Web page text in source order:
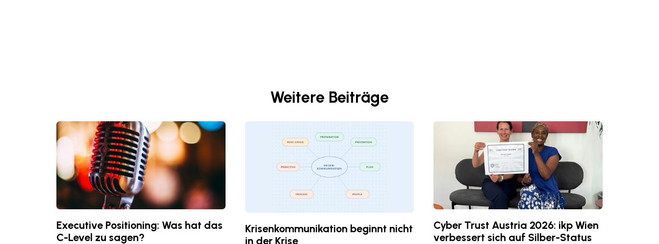
Weitere Beiträge
Executive Positioning: Was hat das
C-Level zu sagen?
Krisenkommunikation beginnt nicht
in der Krise
Cyber Trust Austria 2026: ikp Wien
verbessert sich auf Silber-Status